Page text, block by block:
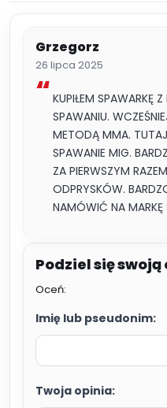
Grzegorz
26 lipca 2025
KUPIŁEM SPAWARKĘ
SPAWANIU.
METODĄ MMA.
SPAWANIE MIG.
ZA PIERWSZYM
ODPRYSKÓW.
NAMÓWIĆ NA MARKĘ
Oceń:
Imię lub pseudonim:
Twoja opinia: